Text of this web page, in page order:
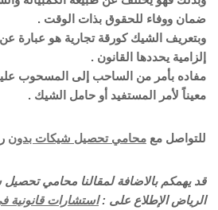
ضمان ووفاء للحقوق بذات الوقت .
وبتعريف الشيك كورقة تجارية هو عبارة عن
إلزامية يحددها القانون .
مفاده بأمر من الساحب إلى المسحوب عليه
معيناً لأمر المستفيد أو حامل الشيك .
للتواصل مع محامي تحصيل شيكات بدون
قد يهمكم بالاضافة لمقالنا محامي
الرياض الإطلاع على :استشارات قانونية في